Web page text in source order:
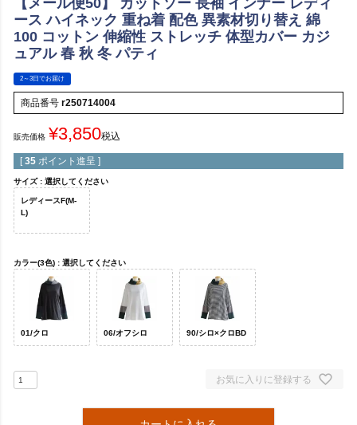
ース ハイネック 重ね着 配色 異素材切り替え 綿
100 コットン 伸縮性 ストレッチ 体型カバー カジ
ュアル 春 秋 冬 パティ
2～3日でお届け
商品番号 r250714004
販売価格 ¥3,850税込
[ 35 ポイント進呈 ]
サイズ 選択してください
レディースF(M-
L)
カラー(3色) 選択してください
01/クロ 06/オフシロ 90/シロ×クロBD
お気に入りに登録する